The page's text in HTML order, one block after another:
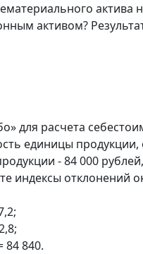
актива
активом?
для расчета
единицы
- 84 000
индексы отклонений
84 840.